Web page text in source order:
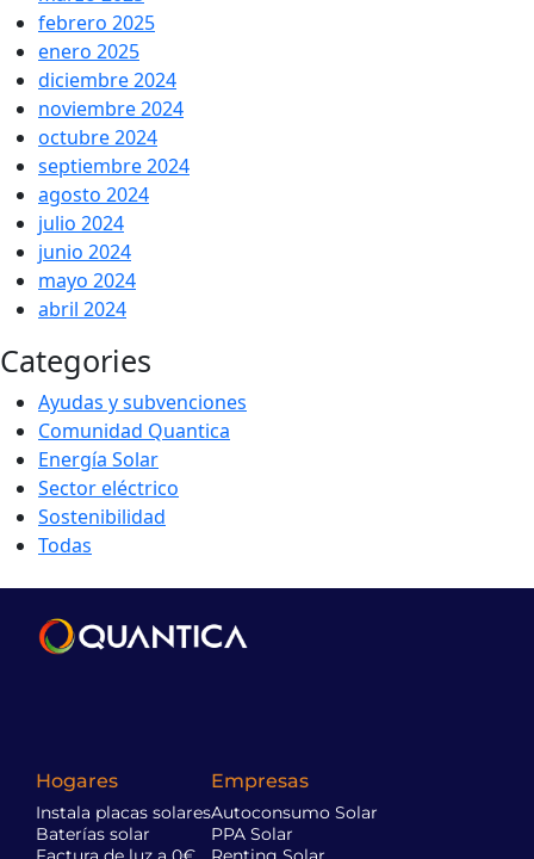
febrero 2025
enero 2025
diciembre 2024
noviembre 2024
octubre 2024
septiembre 2024
agosto 2024
julio 2024
junio 2024
mayo 2024
abril 2024
Categories
Ayudas y subvenciones
Comunidad Quantica
Energía Solar
Sector eléctrico
Sostenibilidad
Todas
Hogares
Instala placas solares
Baterías solar
Empresas
Autoconsumo Solar
PPA Solar